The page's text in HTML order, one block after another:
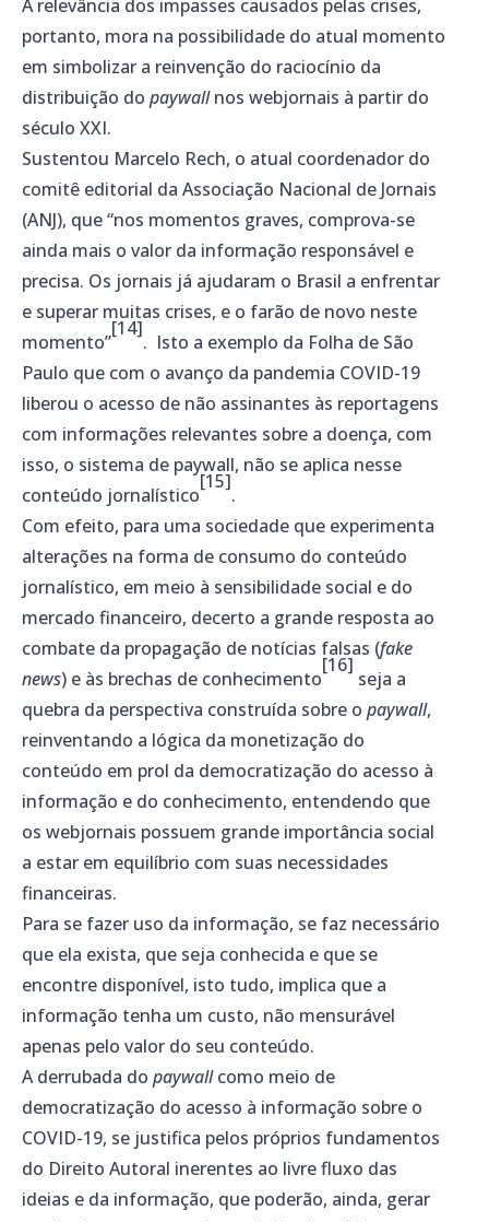
A relevância dos impasses causados pelas crises,
portanto, mora na possibilidade do atual momento
em simbolizar a reinvenção do raciocínio da
distribuição do paywallnos webjornais à partir do
século XXI.
Sustentou Marcelo Rech, o atual coordenador do
comitê editorial da Associação Nacional de Jornais
(ANJ), que “nos momentos graves, comprova-se
ainda mais o valor da informação responsável e
precisa. Os jornais já ajudaram o Brasil a enfrentar
e superar muitas crises, e o farão de novo neste
momento”
[14]
. Isto a exemplo da Folha de São
Paulo que com o avanço da pandemia COVID-19
liberou o acesso de não assinantes às reportagens
com informações relevantes sobre a doença, com
isso, o sistema de paywall, não se aplica nesse
conteúdo jornalístico
[15]
.
Com efeito, para uma sociedade que experimenta
alterações na forma de consumo do conteúdo
jornalístico, em meio à sensibilidade social e do
mercado financeiro, decerto a grande resposta ao
combate da propagação de notícias falsas (fake
news) e às brechas de conhecimento
[16]
seja a
quebra da perspectiva construída sobre o paywall,
reinventando a lógica da monetização do
conteúdo em prol da democratização do acesso à
informação e do conhecimento, entendendo que
os webjornais possuem grande importância social
a estar em equilíbrio com suas necessidades
financeiras.
Para se fazer uso da informação, se faz necessário
que ela exista, que seja conhecida e que se
encontre disponível, isto tudo, implica que a
informação tenha um custo, não mensurável
apenas pelo valor do seu conteúdo.
A derrubada do paywallcomo meio de
democratização do acesso à informação sobre o
COVID-19, se justifica pelos próprios fundamentos
do Direito Autoral inerentes ao livre fluxo das
ideias e da informação, que poderão, ainda, gerar